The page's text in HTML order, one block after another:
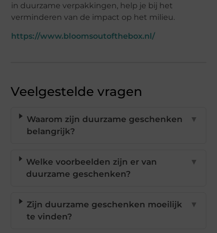
in duurzame verpakkingen, help je bij het
verminderen van de impact op het milieu.
https://www.bloomsoutofthebox.nl/
Veelgestelde vragen
Waarom zijn duurzame geschenken
belangrijk?
▼
Welke voorbeelden zijn er van
duurzame geschenken?
▼
Zijn duurzame geschenken moeilijk
te vinden?
▼